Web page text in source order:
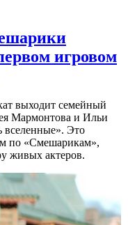
игровом
выходит семейный
Мармонтова и Ильи
Это
по «Смешарикам»,
живых актеров.